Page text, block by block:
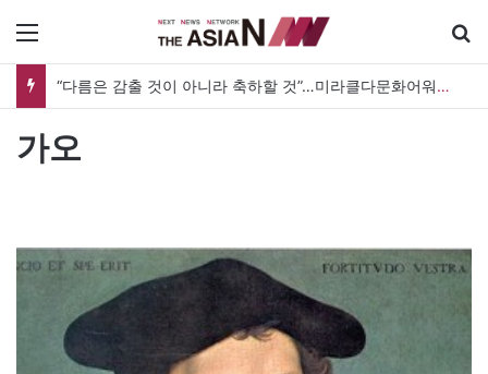
“다름은 감출 것이 아니라 축하할 것”…미라클다문화어워드가 그리는 ‘공존’의 미래
가오